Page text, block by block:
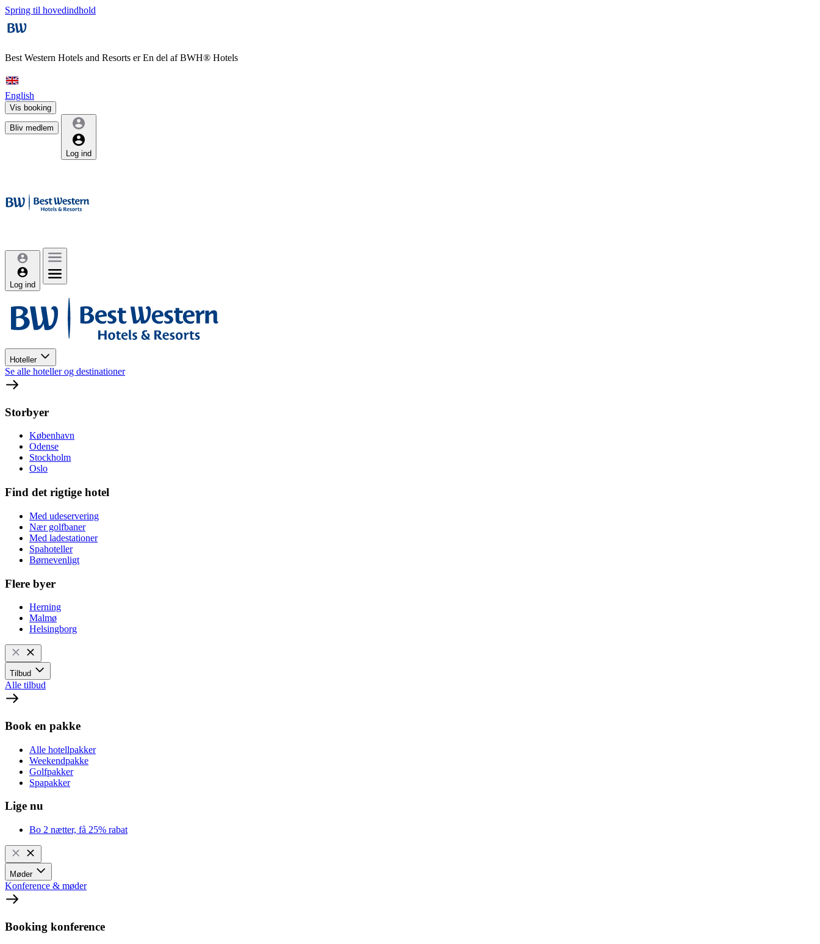
Spring til hovedindhold
Best Western Hotels and Resorts erEn del af BWH® Hotels
English
Vis booking
Bliv medlem
Log ind
Log ind
Hoteller
Se alle hoteller og destinationer
Storbyer
København
Odense
Stockholm
Oslo
Find det rigtige hotel
Med udeservering
Nær golfbaner
Med ladestationer
Spahoteller
Børnevenligt
Flere byer
Herning
Malmø
Helsingborg
Tilbud
Alle tilbud
Book en pakke
Alle hotellpakker
Weekendpakke
Golfpakker
Spapakker
Lige nu
Bo 2 nætter, få 25% rabat
Møder
Konference & møder
Booking konference